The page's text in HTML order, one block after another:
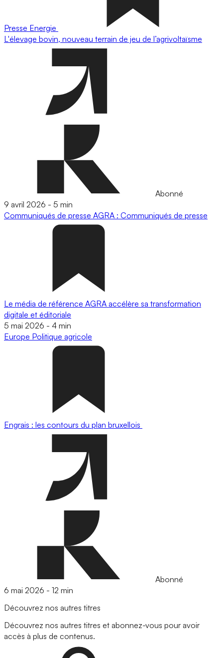
Presse Energie
L'élevage bovin, nouveau terrain de jeu de l’agrivoltaïsme
Abonné
9 avril 2026 - 5 min
Communiqués de presse AGRA : Communiqués de presse
Le média de référence AGRA accélère sa transformation
digitale et éditoriale
5 mai 2026 - 4 min
Europe Politique agricole
Engrais : les contours du plan bruxellois
Abonné
6 mai 2026 - 12 min
Découvrez nos autres titres
Découvrez nos autres titres et abonnez-vous pour avoir
accès à plus de contenus.